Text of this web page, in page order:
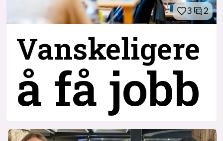
3 2
Vanskeligere
å få jobb